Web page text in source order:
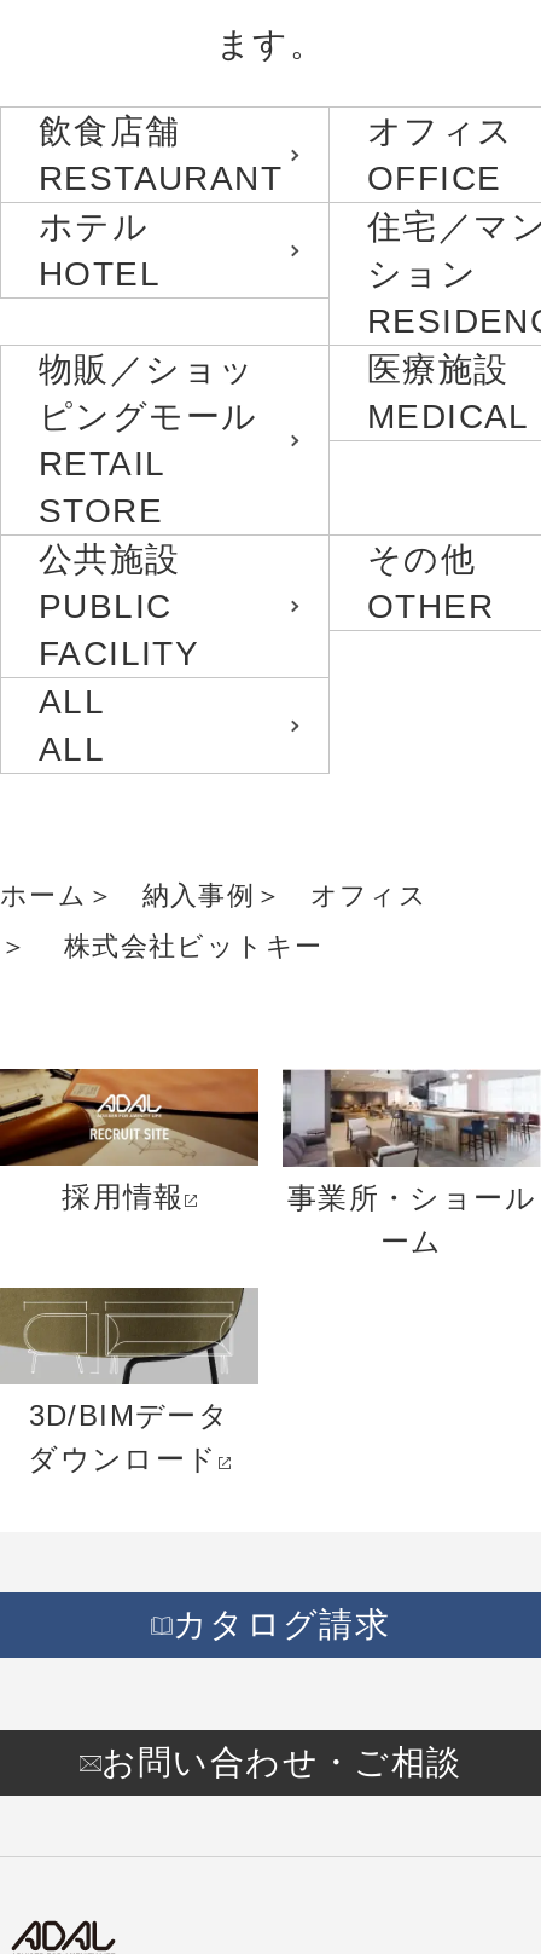
ます。
飲食店舗
RESTAURANT
オフィス
OFFICE
ホテル
HOTEL
住宅／マ
ション
物販／ショッ
ピングモール
RETAIL
STORE
医療施設
MEDICAL
公共施設
PUBLIC
FACILITY
その他
OTHER
ALL
ALL
ホーム 納入事例
オフィス
株式会社ビットキー
採用情報
事業所・ショール
ーム
3D/BIMデータ
ダウンロード
カタログ請求
お問い合わせ・ご相談